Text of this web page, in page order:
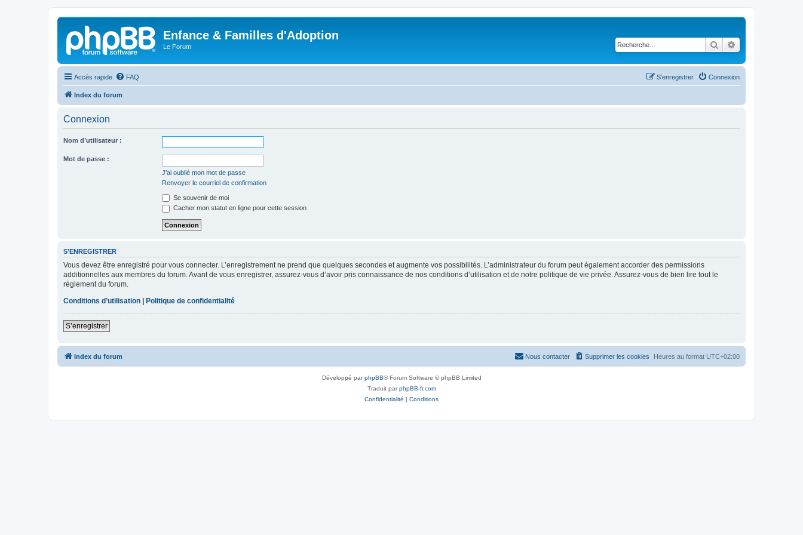
Enfance & Familles d'Adoption
Le Forum Rechercher
Accès rapide FAQ Connexion
S’enregistrer
Index du forum
Connexion
Nom d’utilisateur :
Mot de passe :
J’ai oublié mon mot de passe
Renvoyer le courriel de confirmation
Se souvenir de moi
Cacher mon statut en ligne pour cette session
S’ENREGISTRER
Vous devez être enregistré pour vous connecter. L’enregistrement ne prend que quelques secondes et augmente vos possibilités. L’administrateur du forum peut également accorder des permissions
additionnelles aux membres du forum. Avant de vous enregistrer, assurez-vous d’avoir pris connaissance de nos conditions d’utilisation et de notre politique de vie privée. Assurez-vous de bien lire tout le
règlement du forum.
Conditions d’utilisation
Politique de confidentialité
S’enregistrer
Index du forum Heures au format UTC+02:00
Supprimer les cookies
Nous contacter
Développé parphpBB® Forum Software © phpBB Limited
Traduit parphpBB-fr.com
Confidentialité | Conditions